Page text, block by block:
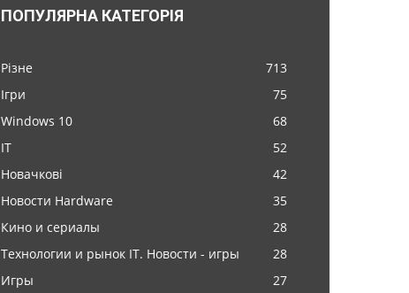
ПОПУЛЯРНА КАТЕГОРІЯ
Різне
713
Ігри
75
Windows 10
68
IT
52
Новачкові
42
Новости Hardware
35
Кино и сериалы
28
Технологии и рынок IT. Новости - игры
28
Игры
27